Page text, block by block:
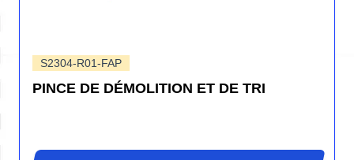
S2304-R01-FAP
PINCE DE DÉMOLITION ET DE TRI